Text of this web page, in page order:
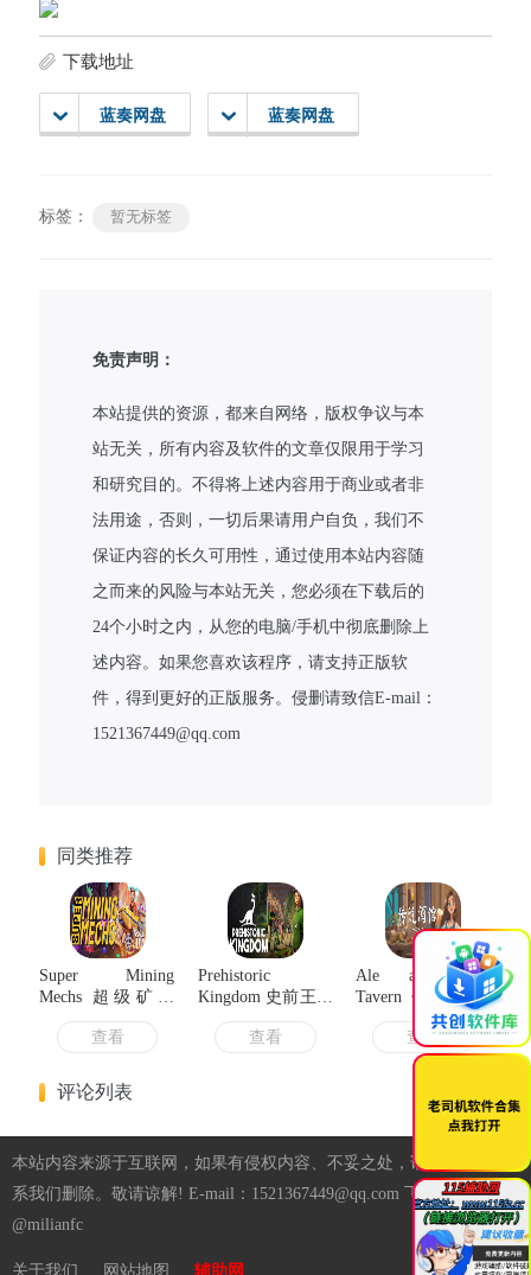
下载地址
蓝奏网盘 蓝奏网盘
标签： 暂无标签
免责声明：
本站提供的资源，都来自网络，版权争议与本
站无关，所有内容及软件的文章仅限用于学习
和研究目的。不得将上述内容用于商业或者非
法用途，否则，一切后果请用户自负，我们不
保证内容的长久可用性，通过使用本站内容随
之而来的风险与本站无关，您必须在下载后的
24个小时之内，从您的电脑/手机中彻底删除上
述内容。如果您喜欢该程序，请支持正版软
件，得到更好的正版服务。侵删请致信E-mail：
1521367449@qq.com
同类推荐
Super Mining
Mechs 超级矿机
v1.00.78 中文版
查看
Prehistoric
Kingdom 史前王国
v1.10.48 中文版
查看
Ale and Tale
Tavern 传说酒馆
v1.1.11 中文版
查看
评论列表
本站内容来源于互联网，如果有侵权内容、不妥之处，请第一时间联
系我们删除。敬请谅解! E-mail：1521367449@qq.com 飞机：
@milianfc
关于我们 网站地图 辅助网